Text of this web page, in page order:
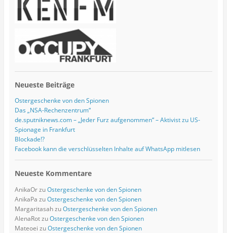
e
Neueste Beiträge
Ostergeschenke von den Spionen
Das „NSA-Rechenzentrum“
de.sputniknews.com – „Jeder Furz aufgenommen“ – Aktivist zu US-
Spionage in Frankfurt
Blockade!?
Facebook kann die verschlüsselten Inhalte auf WhatsApp mitlesen
Neueste Kommentare
AnikaOrzuOstergeschenke von den Spionen
AnikaPa zuOstergeschenke von den Spionen
MargaritasahzuOstergeschenke von den Spionen
AlenaRotzuOstergeschenke von den Spionen
Mateoei zuOstergeschenke von den Spionen